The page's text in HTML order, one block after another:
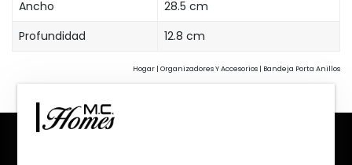
Ancho
28.5 cm
Profundidad
12.8 cm
Hogar | Organizadores Y Accesorios | Bandeja Porta Anillos